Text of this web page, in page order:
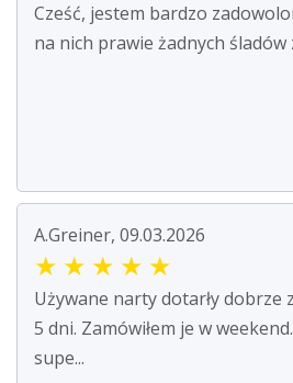
Cześć, jestem bardzo
na nich prawie żadnych śladów
A.Greiner, 09.03.2026
★ ★ ★ ★ ★
Używane narty dotarły dobrze
5 dni. Zamówiłem je w
supe...